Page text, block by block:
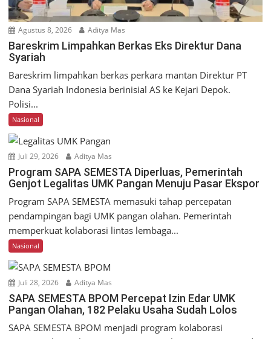
Agustus 8, 2026 Aditya Mas
Bareskrim Limpahkan Berkas Eks Direktur Dana
Syariah
Bareskrim limpahkan berkas perkara mantan Direktur PT
Dana Syariah Indonesia berinisial AS ke Kejari Depok.
Polisi...
Nasional
Juli 29, 2026 Aditya Mas
Program SAPA SEMESTA Diperluas, Pemerintah
Genjot Legalitas UMK Pangan Menuju Pasar Ekspor
Program SAPA SEMESTA memasuki tahap percepatan
pendampingan bagi UMK pangan olahan. Pemerintah
memperkuat kolaborasi lintas lembaga...
Nasional
Juli 28, 2026 Aditya Mas
SAPA SEMESTA BPOM Percepat Izin Edar UMK
Pangan Olahan, 182 Pelaku Usaha Sudah Lolos
SAPA SEMESTA BPOM menjadi program kolaborasi